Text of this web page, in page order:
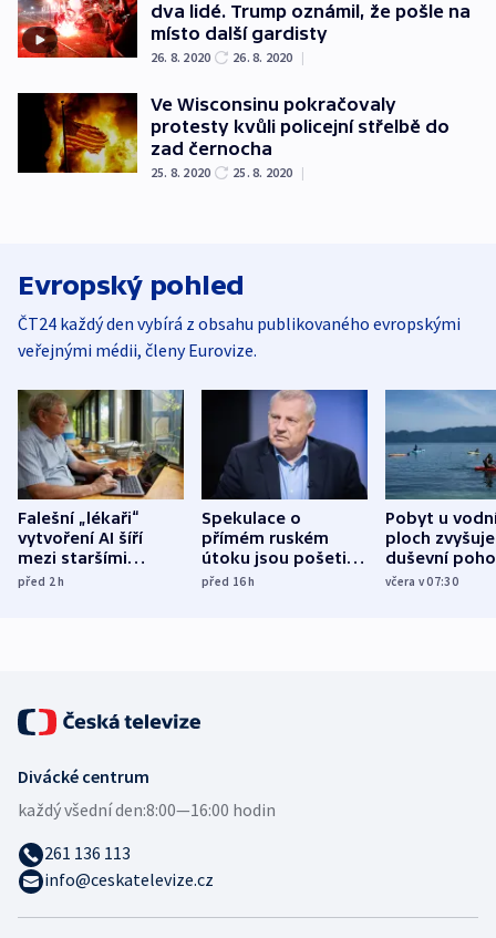
dva lidé. Trump oznámil, že pošle na
místo další gardisty
26. 8. 2020 26. 8. 2020 |
Ve Wisconsinu pokračovaly
protesty kvůli policejní střelbě do
zad černocha
25. 8. 2020 25. 8. 2020 |
Evropský pohled
ČT24 každý den vybírá z obsahu publikovaného evropskými
veřejnými médii, členy Eurovize.
Falešní „lékaři“
vytvoření AI šíří
mezi staršími
Poláky nebezpečné
před 2h
Spekulace o
přímém ruském
útoku jsou pošetilé,
míní estonský
před 16h
Pobyt u
ploch zvyšuje
duševní
ukázala
včera v 07:30
Divácké centrum
každý všední den:8:00—16:00 hodin
261 136 113
info@ceskatelevize.cz